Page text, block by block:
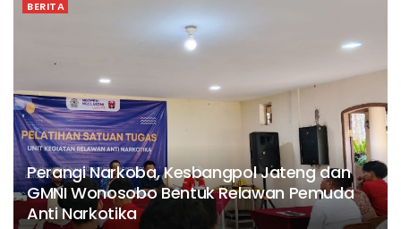
BERITA
Perangi Narkoba, Kesbangpol Jateng dan
GMNI Wonosobo Bentuk Relawan Pemuda
Anti Narkotika